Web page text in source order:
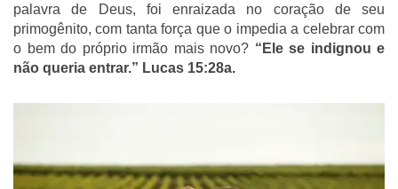
palavra de Deus, foi enraizada no coração de seu
primogênito, com tanta força que o impedia a celebrar com
o bem do próprio irmão mais novo? “Ele se indignou e
não queria entrar.” Lucas 15:28a.